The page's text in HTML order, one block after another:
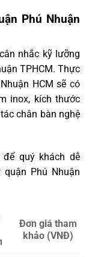
Phú Nhuận
nhắc kỹ lưỡng
TPHCM. Thực
HCM sẽ có
inox, kích thước
chân bàn nghệ
quý khách dễ
Phú Nhuận
Đơn giá tham
khảo (VNĐ)